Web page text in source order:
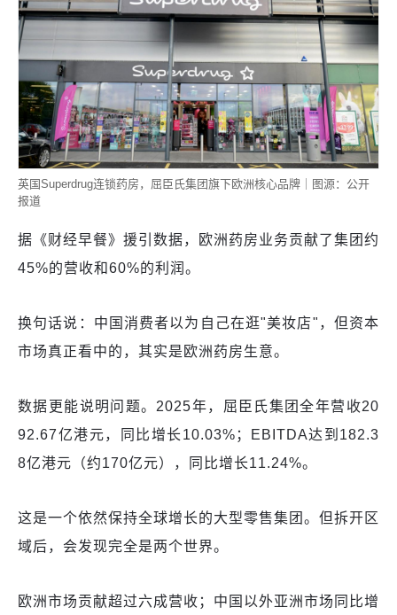
英国Superdrug连锁药房，屈臣氏集团旗下欧洲核心品牌｜图源：公开
报道
据《财经早餐》援引数据，欧洲药房业务贡献了集团约
45%的营收和60%的利润。
换句话说：中国消费者以为自己在逛"美妆店"，但资本
市场真正看中的，其实是欧洲药房生意。
数据更能说明问题。2025年，屈臣氏集团全年营收20
92.67亿港元，同比增长10.03%；EBITDA达到182.3
8亿港元（约170亿元），同比增长11.24%。
这是一个依然保持全球增长的大型零售集团。但拆开区
域后，会发现完全是两个世界。
欧洲市场贡献超过六成营收；中国以外亚洲市场同比增